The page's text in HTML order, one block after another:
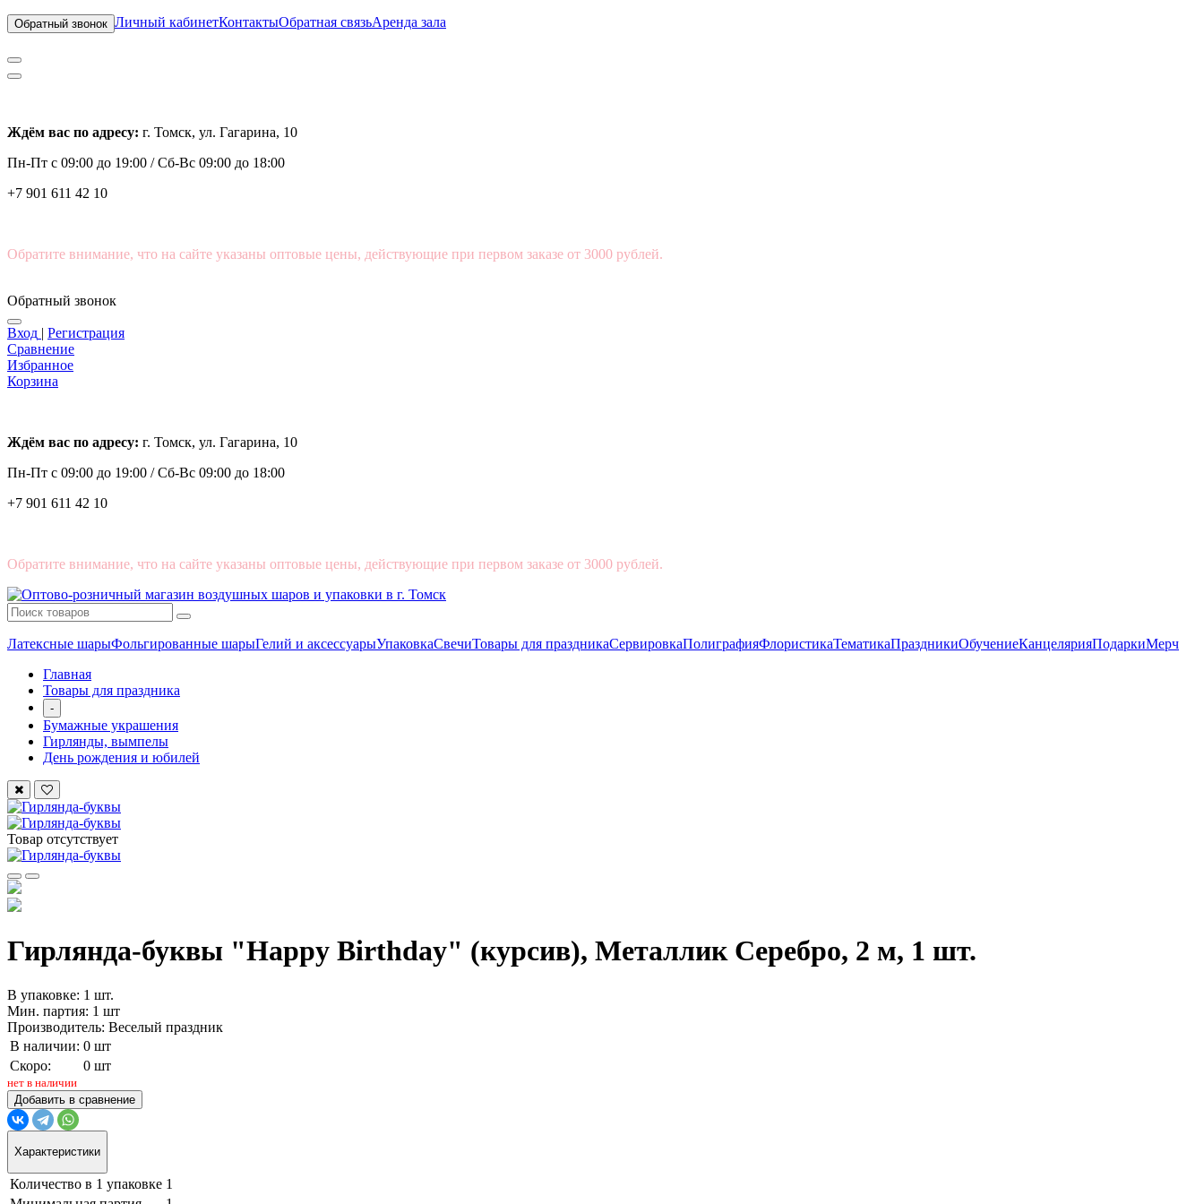
Обратный звонок Личный кабинетКонтактыОбратная связьАренда зала
Ждём вас по адресу: г. Томск, ул. Гагарина, 10
Пн-Пт с 09:00 до 19:00 /Сб-Вс 09:00 до 18:00
+7 901 611 42 10
Обратите внимание, что на сайте указаны оптовые цены, действующие при первом заказе от 3000 рублей.
Обратный звонок
Вход | Регистрация
Сравнение
Избранное
Корзина
Ждём вас по адресу: г. Томск, ул. Гагарина, 10
Пн-Пт с 09:00 до 19:00 /Сб-Вс 09:00 до 18:00
+7 901 611 42 10
Обратите внимание, что на сайте указаны оптовые цены, действующие при первом заказе от 3000 рублей.
Латексные шарыФольгированные шарыГелий и аксессуарыУпаковкаСвечиТовары для праздникаСервировкаПолиграфияФлористикаТематикаПраздникиОбучениеКанцелярияПодаркиМерч
Главная
Товары для праздника
-
Бумажные украшения
Гирлянды, вымпелы
День рождения и юбилей
Товар отсутствует
Гирлянда-буквы "Happy Birthday" (курсив), Металлик Серебро, 2 м, 1 шт.
В упаковке: 1 шт.
Мин. партия: 1 шт
Производитель: Веселый праздник
В наличии: 0 шт
Скоро:
0 шт
нет в наличии
Добавить в сравнение
Характеристики
Количество в 1 упаковке 1